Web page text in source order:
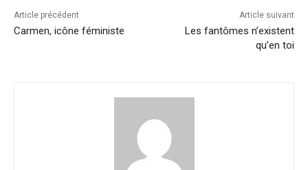
Article précédent
Carmen, icône féministe
Article suivant
Les fantômes n’existent
qu’en toi